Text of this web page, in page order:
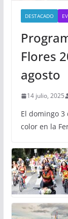
DESTACADO
Flores
agosto
14 julio, 2025
El domingo
color en la